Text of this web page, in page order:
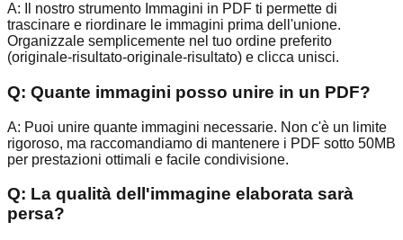
A:
Il nostro strumento Immagini in PDF ti permette di
trascinare e riordinare le immagini prima dell'unione.
Organizzale semplicemente nel tuo ordine preferito
(originale-risultato-originale-risultato) e clicca unisci.
Q: Quante immagini posso unire in un PDF?
A: Puoi unire quante immagini necessarie. Non c'è un limite
rigoroso, ma raccomandiamo di mantenere i PDF sotto 50MB
per prestazioni ottimali e facile condivisione.
Q: La qualità dell'immagine elaborata sarà
persa?